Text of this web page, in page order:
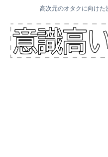
高次元のオタクに向けた